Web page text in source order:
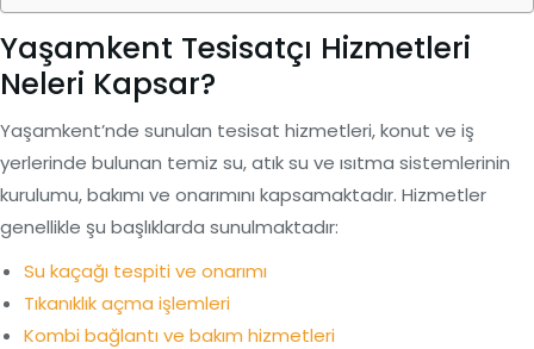
Yaşamkent Tesisatçı Hizmetleri
Neleri Kapsar?
Yaşamkent’nde sunulan tesisat hizmetleri, konut ve iş
yerlerinde bulunan temiz su, atık su ve ısıtma sistemlerinin
kurulumu, bakımı ve onarımını kapsamaktadır. Hizmetler
genellikle şu başlıklarda sunulmaktadır:
Su kaçağı tespiti ve onarımı
Tıkanıklık açma işlemleri
Kombi bağlantı ve bakım hizmetleri